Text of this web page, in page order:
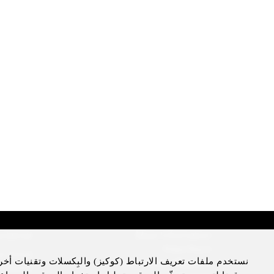
Four Seasons Magazine
Notice
Notice
نستخدم ملفات تعريف الارتباط (كوكيز) والبِكسلات وتقنيات